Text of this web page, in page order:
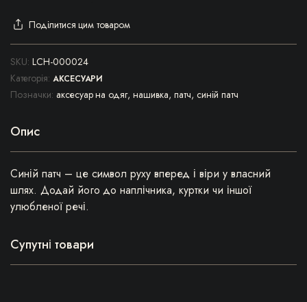
Поділитися цим товаром
SKU: LCH-000024
Категорія: АКСЕСУАРИ
Позначки: аксесуар на одяг,нашивка, патч, синій патч
Опис
Синій патч – це символ руху вперед і віри у власний
шлях. Додай його до наплічника, куртки чи іншої
улюбленої речі.
Супутні товари